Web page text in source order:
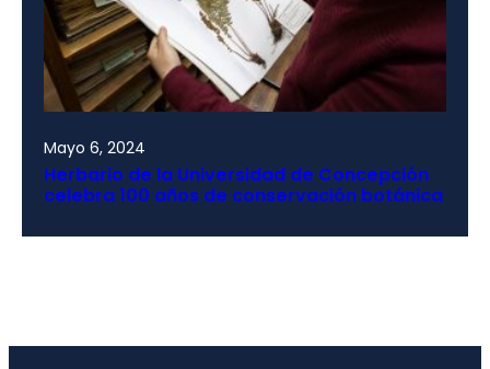
Mayo 6, 2024
Herbario de la Universidad de Concepción
celebra 100 años de conservación botánica